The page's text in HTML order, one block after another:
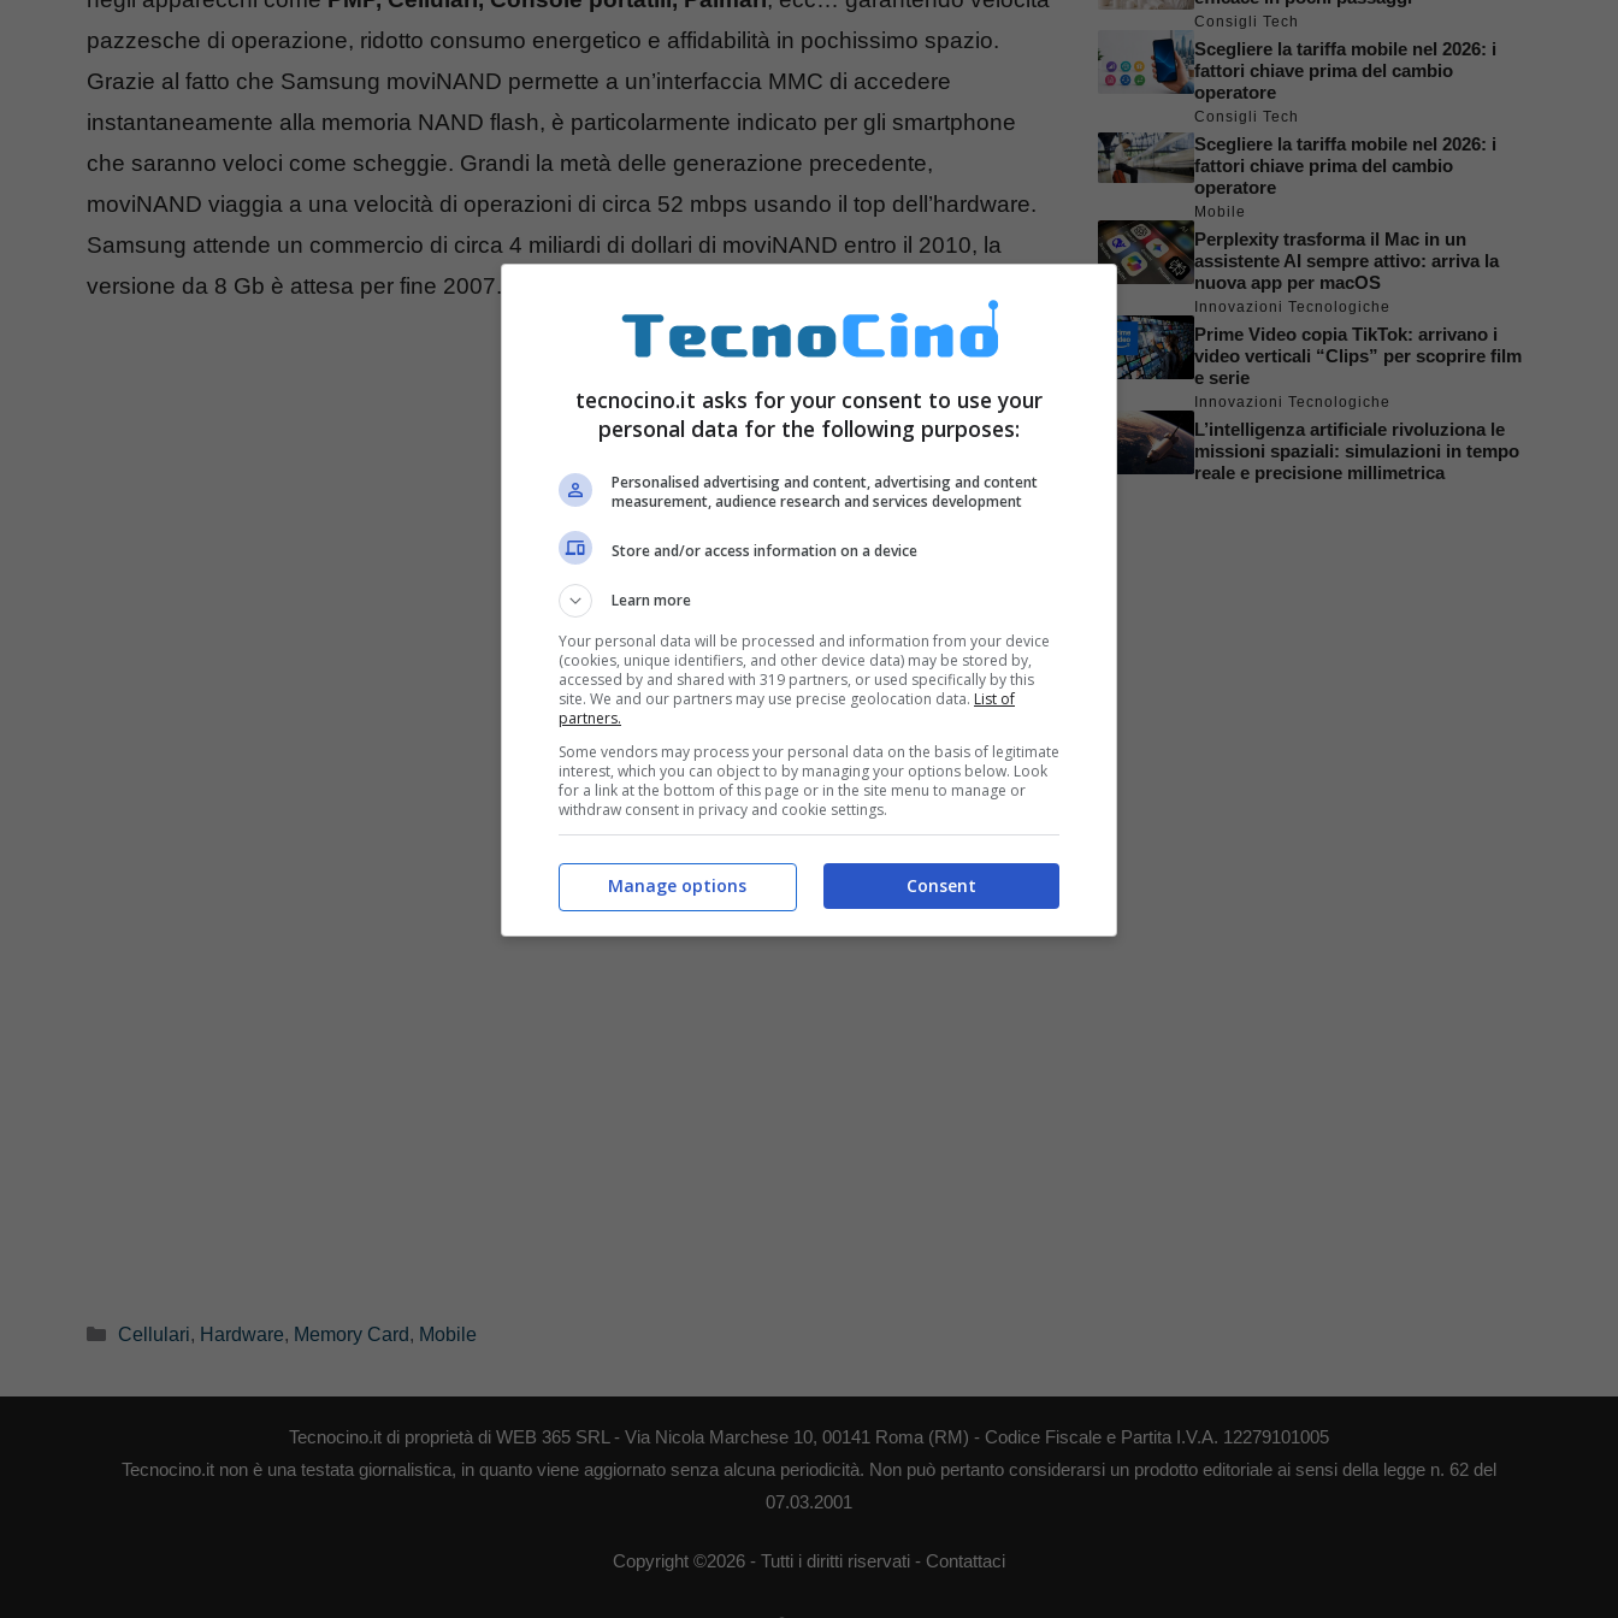
pazzesche di operazione, ridotto consumo energetico e affidabilità in pochissimo spazio.
Grazie al fatto che Samsung moviNAND permette a un’interfaccia MMC di accedere
instantaneamente alla memoria NAND flash, è particolarmente indicato per gli smartphone
che saranno veloci come scheggie. Grandi la metà delle generazione precedente,
moviNAND viaggia a una velocità di operazioni di circa 52 mbps usando il top dell’hardware.
Samsung attende un commercio di circa 4 miliardi di dollari di moviNAND entro il 2010, la
versione da 8 Gb è attesa per fine 2007.
Categorie
Cellulari, Hardware, Memory Card, Mobile
Consigli Tech
Scegliere la tariffa mobile nel 2026: i
fattori chiave prima del cambio
operatore
Consigli Tech
Scegliere la tariffa mobile nel 2026: i
fattori chiave prima del cambio
operatore
Mobile
Perplexity trasforma il Mac in un
assistente AI sempre attivo: arriva la
nuova app per macOS
Innovazioni Tecnologiche
Prime Video copia TikTok: arrivano i
video verticali “Clips” per scoprire film
e serie
Innovazioni Tecnologiche
L’intelligenza artificiale rivoluziona le
missioni spaziali: simulazioni in tempo
reale e precisione millimetrica
Tecnocino.it di proprietà di WEB 365 SRL - Via Nicola Marchese 10, 00141 Roma (RM) - Codice Fiscale e Partita I.V.A. 12279101005
Tecnocino.it non è una testata giornalistica, in quanto viene aggiornato senza alcuna periodicità. Non può pertanto considerarsi un prodotto editoriale ai sensi della legge n. 62 del
07.03.2001
Copyright ©2026 - Tutti i diritti riservati - Contattaci
tecnocino.it asks for your consent to use your
personal data for the following purposes:
Personalised advertising and content, advertising and content
measurement, audience research and services development
Store and/or access information on a device
Learn more
Your personal data will be processed and information from your device
(cookies, unique identifiers, and other device data) may be stored by,
accessed by and shared with 319 partners, or used specifically by this
site. We and our partners may use precise geolocation data. List of
partners.
Some vendors may process your personal data on the basis of legitimate
interest, which you can object to by managing your options below. Look
for a link at the bottom of this page or in the site menu to manage or
withdraw consent in privacy and cookie settings.
Consent
Manage options